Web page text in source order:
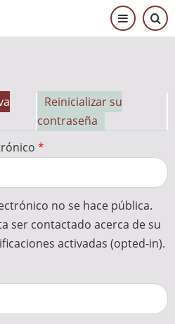
Reinicializar su
contraseña
no se hace pública.
ser contactado acerca de su
activadas (opted-in).